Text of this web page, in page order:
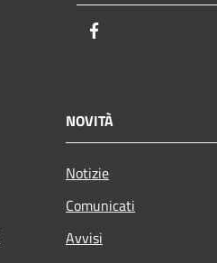
NOVITÀ
Notizie
Comunicati
Avvisi